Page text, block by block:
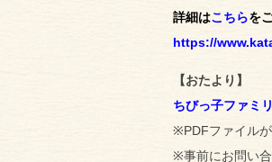
詳細はこちらを
https://
【おたより】
ちびっ子ファミ
※PDFファイル
※事前にお問い